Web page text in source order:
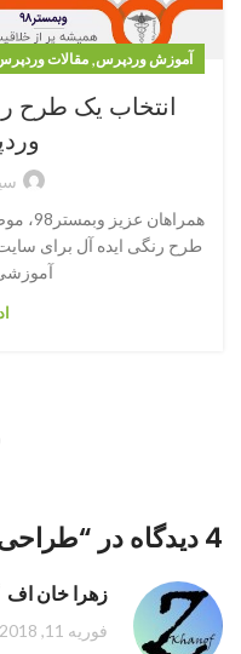
آموزش وردپرس,مقالات
انتخاب یک طرح
طرح رنگی ایده آل برای
4 دیدگاه در “
زهرا خان اف
فوریه 11, 2018 در 2:06 ب.ظ